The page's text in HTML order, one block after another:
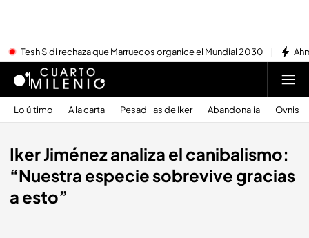
Tesh Sidi rechaza que Marruecos organice el Mundial 2030
Lo último A la carta Pesadillas de Iker Abandonalia Ovnis
Iker Jiménez analiza el canibalismo:
“Nuestra especie sobrevive gracias
a esto”